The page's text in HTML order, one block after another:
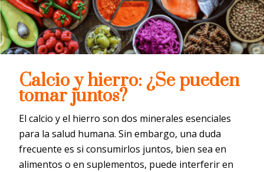
Calcio y hierro: ¿Se pueden
tomar juntos?
El calcio y el hierro son dos minerales esenciales
para la salud humana. Sin embargo, una duda
frecuente es si consumirlos juntos, bien sea en
alimentos o en suplementos, puede interferir en